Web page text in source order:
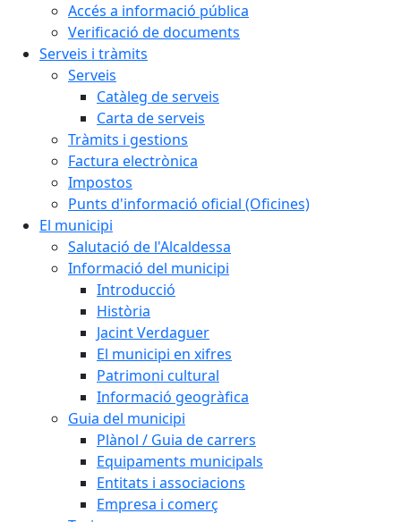
Accés a informació pública
Verificació de documents
Serveis i tràmits
Serveis
Catàleg de serveis
Carta de serveis
Tràmits i gestions
Factura electrònica
Impostos
Punts d'informació oficial (Oficines)
El municipi
Salutació de l'Alcaldessa
Informació del municipi
Introducció
Història
Jacint Verdaguer
El municipi en xifres
Patrimoni cultural
Informació geogràfica
Guia del municipi
Plànol / Guia de carrers
Equipaments municipals
Entitats i associacions
Empresa i comerç